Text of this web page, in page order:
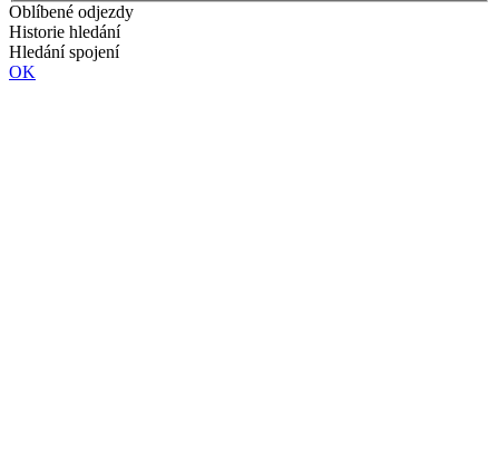
Oblíbené odjezdy
Historie hledání
Hledání spojení
OK